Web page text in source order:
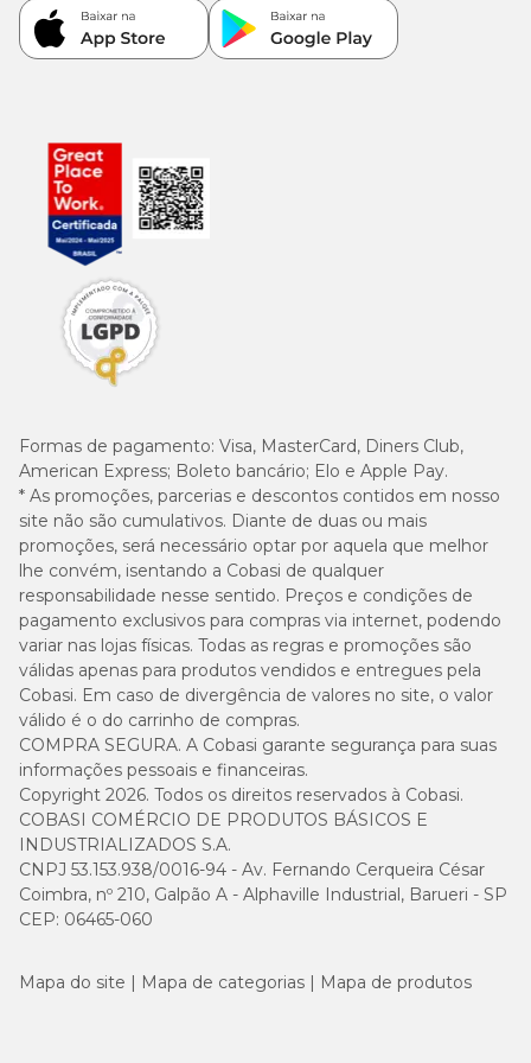
Formas de pagamento: Visa, MasterCard, Diners Club,
American Express; Boleto bancário; Elo e Apple Pay.
* As promoções, parcerias e descontos contidos em nosso
site não são cumulativos. Diante de duas ou mais
promoções, será necessário optar por aquela que melhor
lhe convém, isentando a Cobasi de qualquer
responsabilidade nesse sentido. Preços e condições de
pagamento exclusivos para compras via internet, podendo
variar nas lojas físicas. Todas as regras e promoções são
válidas apenas para produtos vendidos e entregues pela
Cobasi. Em caso de divergência de valores no site, o valor
válido é o do carrinho de compras.
COMPRA SEGURA. A Cobasi garante segurança para suas
informações pessoais e financeiras.
Copyright 2026. Todos os direitos reservados à Cobasi.
COBASI COMÉRCIO DE PRODUTOS BÁSICOS E
INDUSTRIALIZADOS S.A.
CNPJ 53.153.938/0016-94 - Av. Fernando Cerqueira César
Coimbra, nº 210, Galpão A - Alphaville Industrial, Barueri - SP
CEP: 06465-060
Mapa do site Mapa de categorias Mapa de produtos